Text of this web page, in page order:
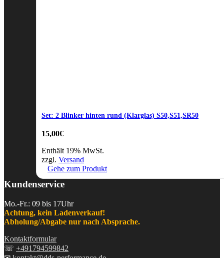
Set: 2 Blinker hinten rund (Klarglas) S50,S51,SR50
15,00€
Enthält 19% MwSt.
zzgl. Versand
Gehe zum Produkt
Kundenservice
Mo.-Fr.: 09 bis 17Uhr
Achtung, kein Ladenverkauf!
Abholung/Abgabe nur nach Absprache.
Kontaktformular
☏ +491794599842